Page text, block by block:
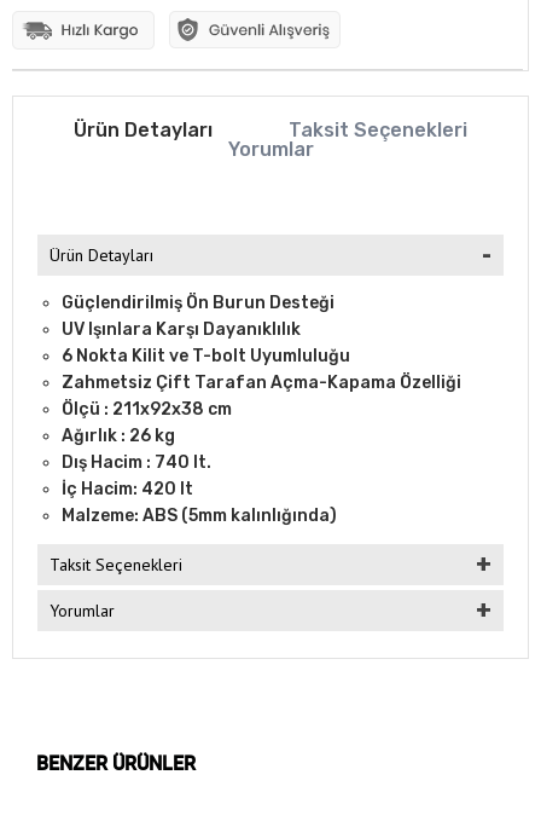
Ürün Detayları
Taksit Seçenekleri
Yorumlar
Ürün Detayları
Güçlendirilmiş Ön Burun Desteği
UV Işınlara Karşı Dayanıklılık
6 Nokta Kilit ve T-bolt Uyumluluğu
Zahmetsiz Çift Tarafan Açma-Kapama Özelliği
Ölçü : 211x92x38 cm
Ağırlık : 26 kg
Dış Hacim : 740 lt.
İç Hacim: 420 lt
Malzeme: ABS (5mm kalınlığında)
Taksit Seçenekleri
Yorumlar
BENZER ÜRÜNLER